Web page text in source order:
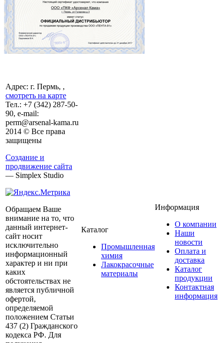
Адрес: г. Пермь, ,
смотреть на карте
Тел.: +7 (342) 287-50-
90, e-mail:
perm@arsenal-kama.ru
2014 © Все права
защищены
Создание и
продвижение сайта
— Simplex Studio
Обращаем Ваше
внимание на то, что
данный интернет-
сайт носит
исключительно
информационный
характер и ни при
каких
обстоятельствах не
является публичной
офертой,
определяемой
положением Статьи
437 (2) Гражданского
кодекса РФ. Для
Каталог
Промышленная
химия
Лакокрасочные
материалы
Информация
О компании
Наши
новости
Оплата и
доставка
Каталог
продукции
Контактная
информация